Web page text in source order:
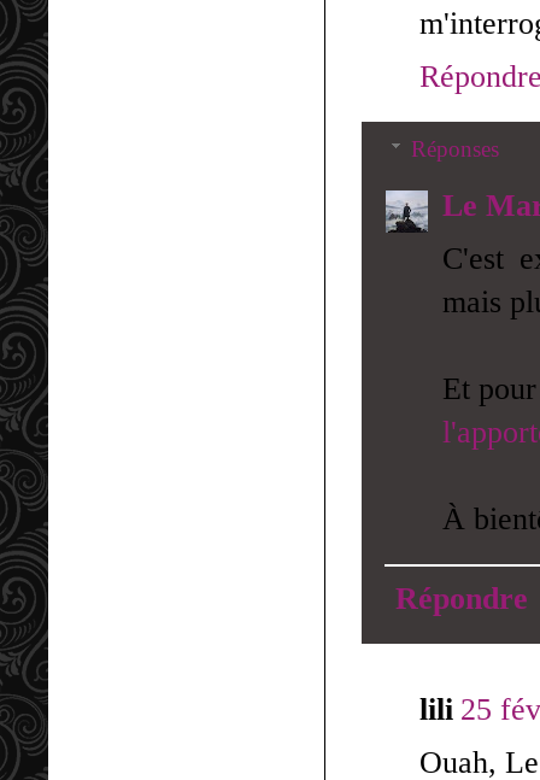
Réponses
Le
C'est
mais
Et
À
Répondre
lili 25
Ouah,